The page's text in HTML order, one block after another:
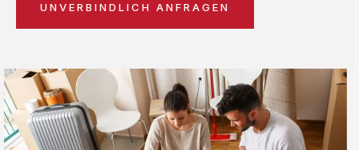
UNVERBINDLICH ANFRAGEN